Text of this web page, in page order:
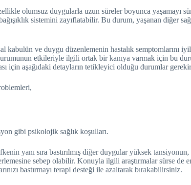
olumsuz duygularla uzun süreler boyunca yaşamayı
sistemini zayıflatabilir. Bu durum, yaşanan diğer
kabulün ve duygu düzenlemenin hastalık semptomlarını
vurumunun etkileriyle ilgili ortak bir kanıya varmak için bu
için aşağıdaki detayların tetikleyici olduğu durumlar
gibi psikolojik sağlık koşulları.
yanı sıra bastırılmış diğer duygular yüksek
sebep olabilir. Konuyla ilgili araştırmalar sürse de
bastırmayı terapi desteği ile azaltarak bırakabilirsiniz.